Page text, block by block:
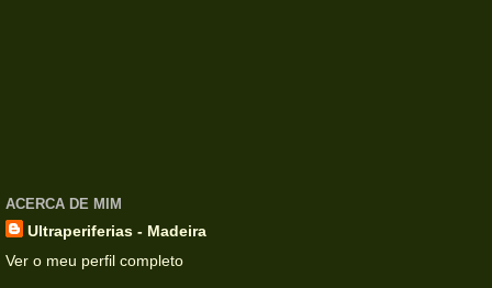
ACERCA DE MIM
Ultraperiferias - Madeira
Ver o meu perfil completo